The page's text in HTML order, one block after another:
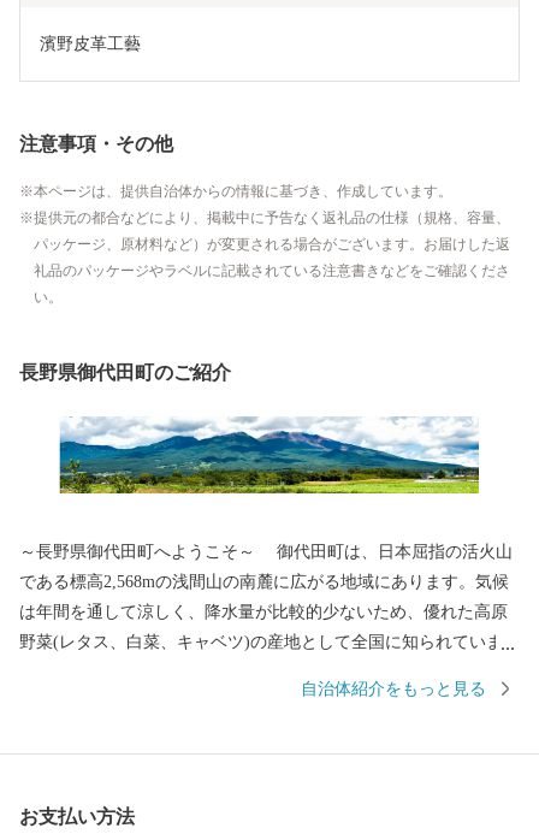
濱野皮革工藝
注意事項・その他
本ページは、提供自治体からの情報に基づき、作成しています。
提供元の都合などにより、掲載中に予告なく返礼品の仕様（規格、容量、
パッケージ、原材料など）が変更される場合がございます。お届けした返
礼品のパッケージやラベルに記載されている注意書きなどをご確認くださ
い。
長野県御代田町のご紹介
～長野県御代田町へようこそ～ 御代田町は、日本屈指の活火山
である標高2,568mの浅間山の南麓に広がる地域にあります。気候
は年間を通して涼しく、降水量が比較的少ないため、優れた高原
野菜(レタス、白菜、キャベツ)の産地として全国に知られていま
北陸新幹線や上信越道など、首都圏とのアクセス環境も整ってお
す町となっています。 また、毎年7月の最終土曜日には「信
自治体紹介をもっと見る
お支払い方法